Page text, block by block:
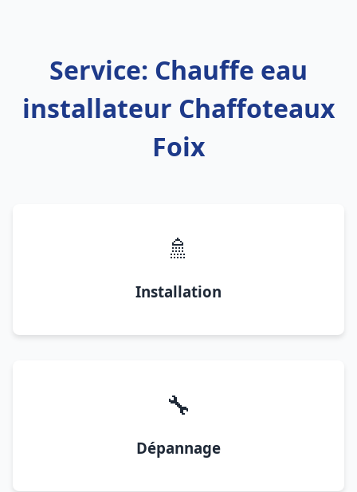
Service: Chauffe eau
installateur Chaffoteaux
Foix
🚿
Installation
🔧
Dépannage